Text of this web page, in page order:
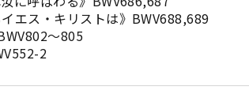
・キリストは》BWV688,689
〜805
2